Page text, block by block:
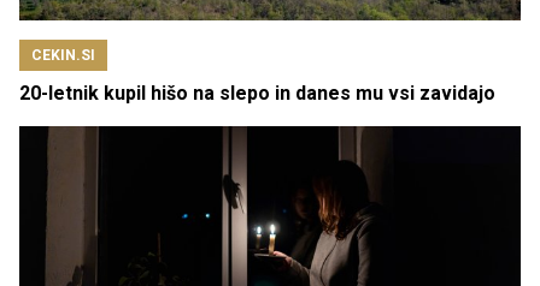
CEKIN.SI
20-letnik kupil hišo na slepo in danes mu vsi zavidajo